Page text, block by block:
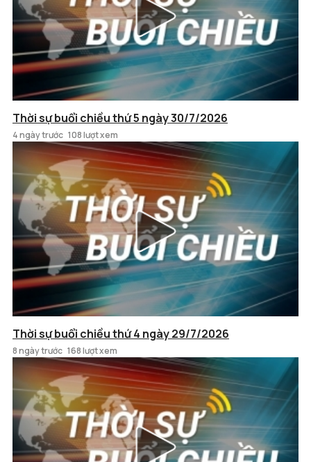
Thời sự buổi chiều thứ 5 ngày 30/7/2026
4 ngày trước 108 lượt xem
Thời sự buổi chiều thứ 4 ngày 29/7/2026
8 ngày trước 168 lượt xem